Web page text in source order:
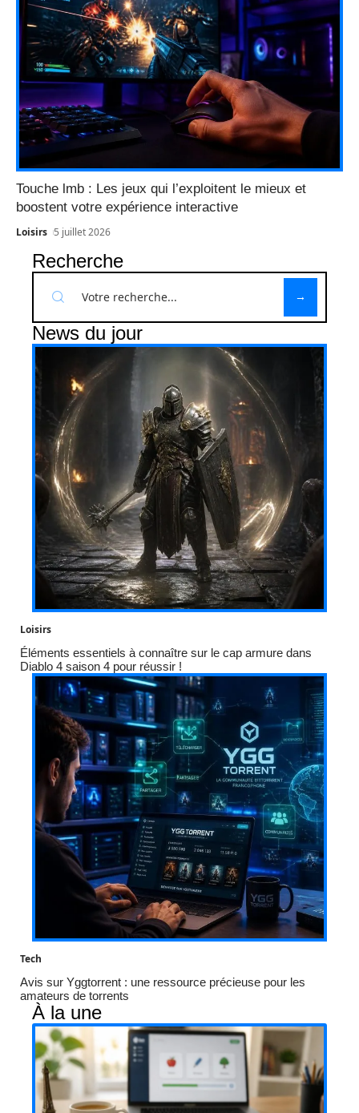
Touche lmb : Les jeux qui l’exploitent le mieux et
boostent votre expérience interactive
Loisirs 5 juillet 2026
Recherche
News du jour
Loisirs
Éléments essentiels à connaître sur le cap armure dans
Diablo 4 saison 4 pour réussir !
Tech
Avis sur Yggtorrent : une ressource précieuse pour les
amateurs de torrents
À la une